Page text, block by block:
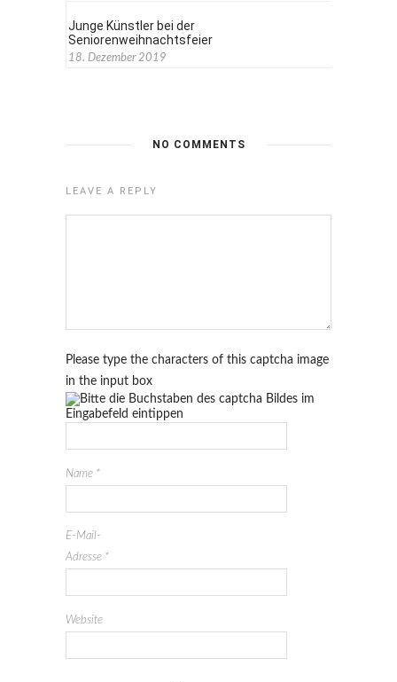
Junge Künstler bei der
Seniorenweihnachtsfeier
18. Dezember 2019
NO COMMENTS
LEAVE A REPLY
Please type the characters of this captcha image
in the input box
Name *
E-Mail-
Adresse *
Website